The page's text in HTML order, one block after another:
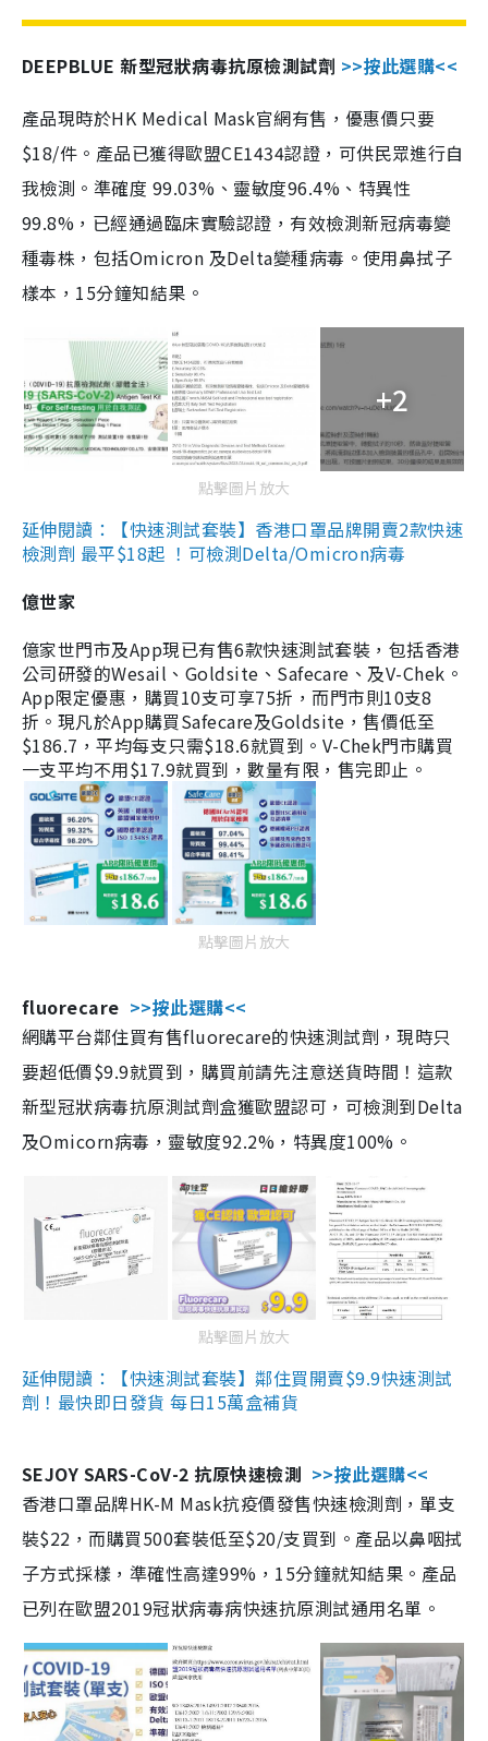
DEEPBLUE 新型冠狀病毒抗原檢測試劑 >>按此選購<<
產品現時於HK Medical Mask官網有售，優惠價只要
$18/件。產品已獲得歐盟CE1434認證，可供民眾進行自
我檢測。準確度 99.03%、靈敏度96.4%、特異性
99.8%，已經通過臨床實驗認證，有效檢測新冠病毒變
種毒株，包括Omicron 及Delta變種病毒。使用鼻拭子
樣本，15分鐘知結果。
+2
點擊圖片放大
延伸閱讀：【快速測試套裝】香港口罩品牌開賣2款快速
檢測劑 最平$18起 ！可檢測Delta/Omicron病毒
億世家
億家世門市及App現已有售6款快速測試套裝，包括香港
公司研發的Wesail、Goldsite、Safecare、及V-Chek。
App限定優惠，購買10支可享75折，而門市則10支8
折。現凡於App購買Safecare及Goldsite，售價低至
$186.7，平均每支只需$18.6就買到。V-Chek門市購買
一支平均不用$17.9就買到，數量有限，售完即止。
點擊圖片放大
fluorecare >>按此選購<<
網購平台鄰住買有售fluorecare的快速測試劑，現時只
要超低價$9.9就買到，購買前請先注意送貨時間！這款
新型冠狀病毒抗原測試劑盒獲歐盟認可，可檢測到Delta
及Omicorn病毒，靈敏度92.2%，特異度100%。
點擊圖片放大
延伸閱讀：【快速測試套裝】鄰住買開賣$9.9快速測試
劑！最快即日發貨 每日15萬盒補貨
SEJOY SARS-CoV-2 抗原快速檢測 >>按此選購<<
香港口罩品牌HK-M Mask抗疫價發售快速檢測劑，單支
裝$22，而購買500套裝低至$20/支買到。產品以鼻咽拭
子方式採樣，準確性高達99%，15分鐘就知結果。產品
已列在歐盟2019冠狀病毒病快速抗原測試通用名單。